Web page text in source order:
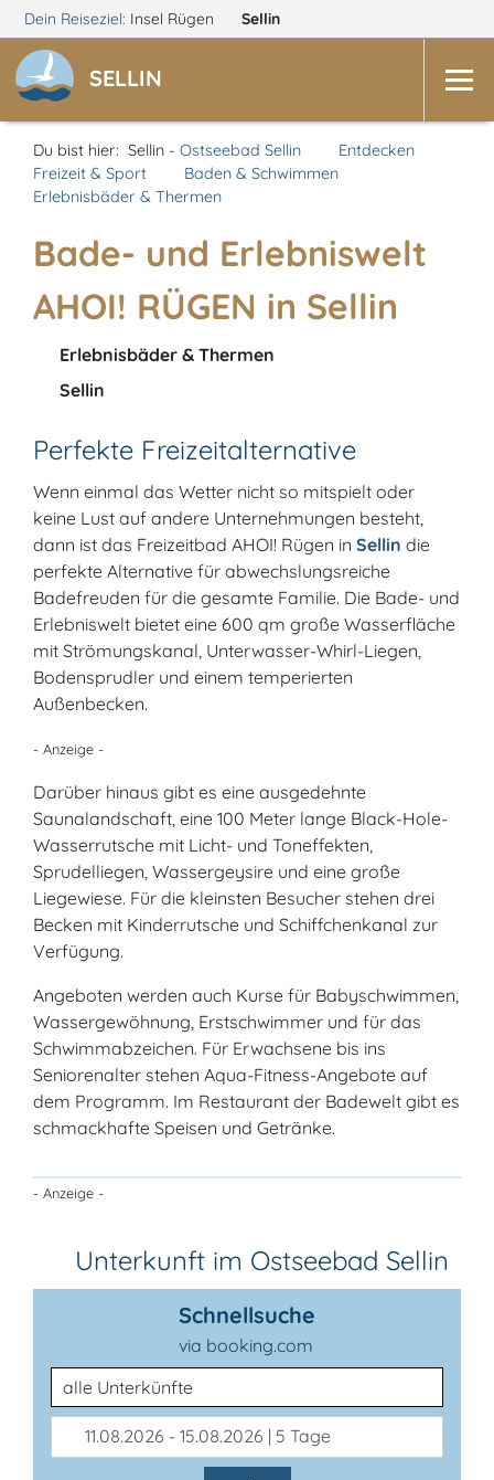
Dein Reiseziel: Insel Rügen Sellin
SELLIN
Du bist hier: Sellin - Ostseebad Sellin
Entdecken
Freizeit & Sport
Baden & Schwimmen
Erlebnisbäder & Thermen
Bade- und Erlebniswelt
AHOI! RÜGEN in Sellin
Erlebnisbäder & Thermen
Sellin
Perfekte Freizeitalternative
Wenn einmal das Wetter nicht so mitspielt oder
keine Lust auf andere Unternehmungen besteht,
dann ist das Freizeitbad AHOI! Rügen in Sellin die
perfekte Alternative für abwechslungsreiche
Badefreuden für die gesamte Familie. Die Bade- und
Erlebniswelt bietet eine 600 qm große Wasserfläche
mit Strömungskanal, Unterwasser-Whirl-Liegen,
Bodensprudler und einem temperierten
Außenbecken.
- Anzeige -
Darüber hinaus gibt es eine ausgedehnte
Saunalandschaft, eine 100 Meter lange Black-Hole-
Wasserrutsche mit Licht- und Toneffekten,
Sprudelliegen, Wassergeysire und eine große
Liegewiese. Für die kleinsten Besucher stehen drei
Becken mit Kinderrutsche und Schiffchenkanal zur
Verfügung.
Angeboten werden auch Kurse für Babyschwimmen,
Wassergewöhnung, Erstschwimmer und für das
Schwimmabzeichen. Für Erwachsene bis ins
Seniorenalter stehen Aqua-Fitness-Angebote auf
dem Programm. Im Restaurant der Badewelt gibt es
schmackhafte Speisen und Getränke.
- Anzeige -
Unterkunft im Ostseebad Sellin
Schnellsuche
via booking.com
Unterkunftsart
11.08.2026 - 15.08.2026 | 5 Tage